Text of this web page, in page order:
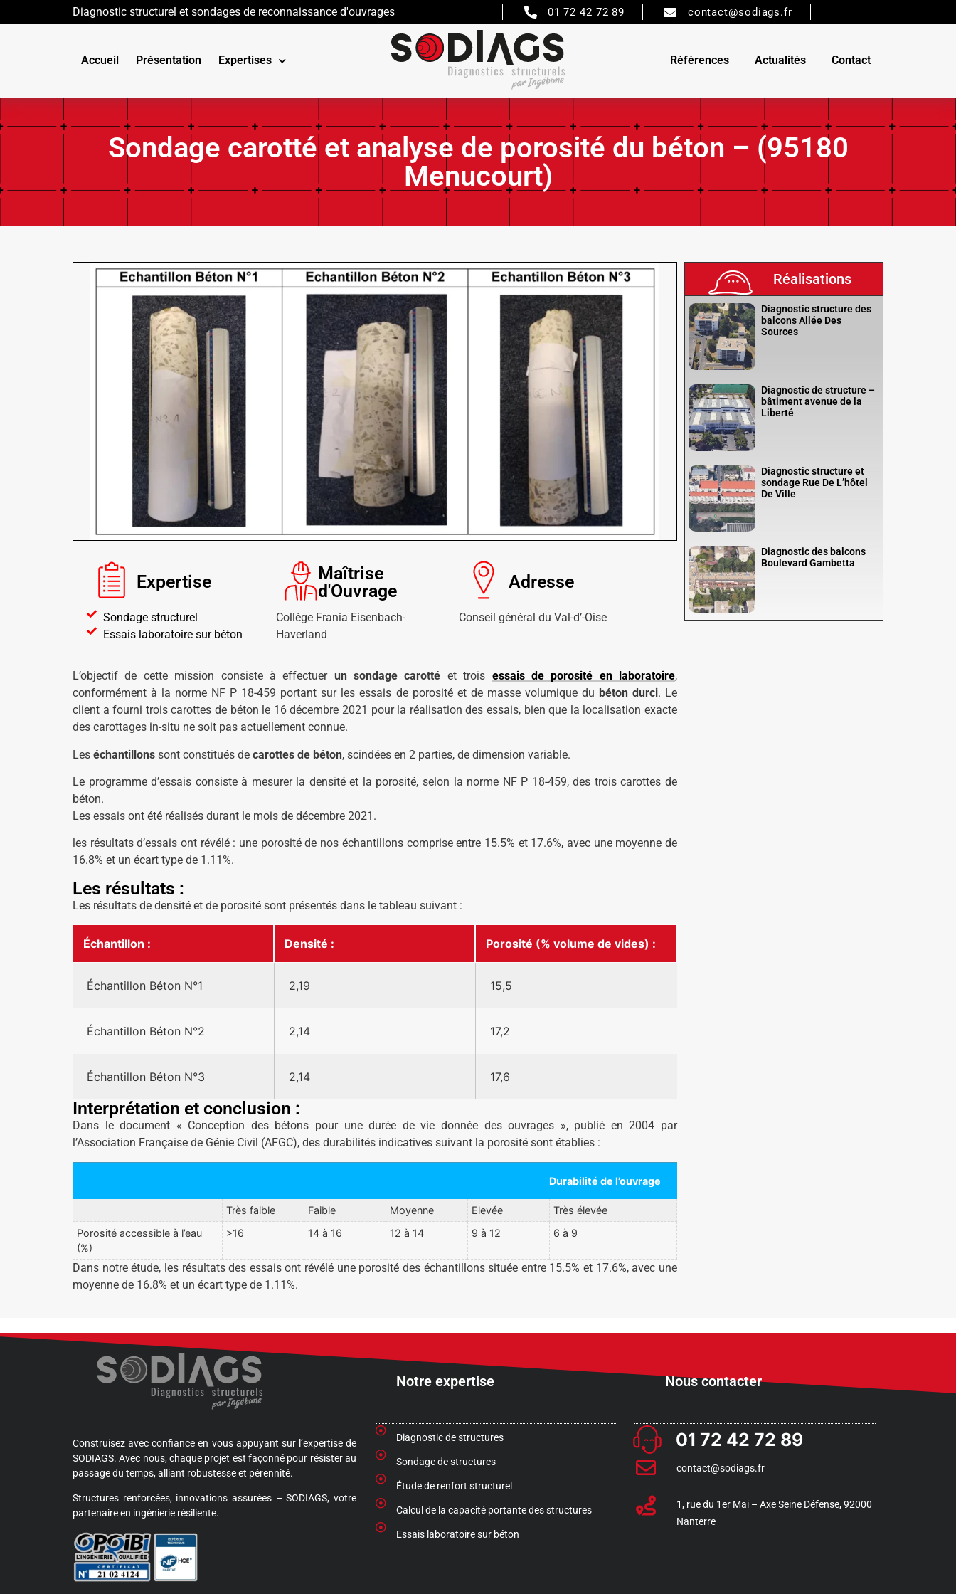
Diagnostic structurel et sondages de reconnaissance d'ouvrages 01 72 42 72 89 contact@sodiags.fr
Accueil Présentation Expertises Références Actualités Contact
Sondage carotté et analyse de porosité du béton – (95180
Menucourt)
Réalisations
Diagnostic structure des
balcons Allée Des
Sources
Diagnostic de structure –
bâtiment avenue de la
Liberté
Diagnostic structure et
sondage Rue De L’hôtel
De Ville
Diagnostic des balcons
Boulevard Gambetta
Expertise
Sondage structurel
Essais laboratoire sur béton
Maîtrise
d'Ouvrage
Collège Frania Eisenbach-
Haverland
Adresse
Conseil général du Val-d’-Oise
L’objectif de cette mission consiste à effectuer un sondage carotté et trois essais de porosité en laboratoire,
conformément à la norme NF P 18-459 portant sur les essais de porosité et de masse volumique du béton durci. Le
client a fourni trois carottes de béton le 16 décembre 2021 pour la réalisation des essais, bien que la localisation exacte
des carottages in-situ ne soit pas actuellement connue.
Les échantillons sont constitués de carottes de béton, scindées en 2 parties, de dimension variable.
Le programme d’essais consiste à mesurer la densité et la porosité, selon la norme NF P 18-459, des trois carottes de
béton.
Les essais ont été réalisés durant le mois de décembre 2021.
les résultats d’essais ont révélé : une porosité de nos échantillons comprise entre 15.5% et 17.6%, avec une moyenne de
16.8% et un écart type de 1.11%.
Les résultats :
Les résultats de densité et de porosité sont présentés dans le tableau suivant :
Échantillon : Densité : Porosité (% volume de vides) :
Échantillon Béton N°1 2,19 15,5
Échantillon Béton N°2 2,14 17,2
Échantillon Béton N°3 2,14 17,6
Interprétation et conclusion :
Dans le document « Conception des bétons pour une durée de vie donnée des ouvrages », publié en 2004 par
l’Association Française de Génie Civil (AFGC), des durabilités indicatives suivant la porosité sont établies :
Durabilité de l’ouvrage
Très faible Faible Moyenne Elevée
Très élevée
Porosité accessible à l’eau
(%)
>16 14 à 16 12 à 14 9 à 12 6 à 9
Dans notre étude, les résultats des essais ont révélé une porosité des échantillons située entre 15.5% et 17.6%, avec une
moyenne de 16.8% et un écart type de 1.11%.
Notre expertise Nous contacter
Construisez avec confiance en vous appuyant sur l’expertise de
SODIAGS. Avec nous, chaque projet est façonné pour résister au
passage du temps, alliant robustesse et pérennité.
Structures renforcées, innovations assurées – SODIAGS, votre
partenaire en ingénierie résiliente.
Diagnostic de structures
Sondage de structures
Étude de renfort structurel
Calcul de la capacité portante des structures
Essais laboratoire sur béton
01 72 42 72 89
contact@sodiags.fr
1, rue du 1er Mai – Axe Seine Défense, 92000
Nanterre